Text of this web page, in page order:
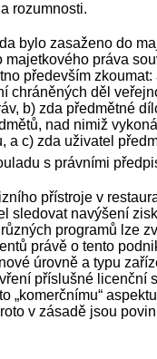
rozumnosti.
bylo zasaženo do
majetkového práva
především
chráněných děl
b) zda předmětné
nad nimiž
a c) zda uživatel
s právními
přístroje v
sledovat navýšení
programů lze
právě o tento
úrovně a typu
příslušné licenční
„komerčnímu“
v zásadě jsou